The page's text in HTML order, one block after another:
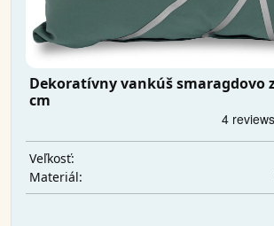
Dekoratívny vankúš smaragdovo
cm
Veľkosť:
Materiál: